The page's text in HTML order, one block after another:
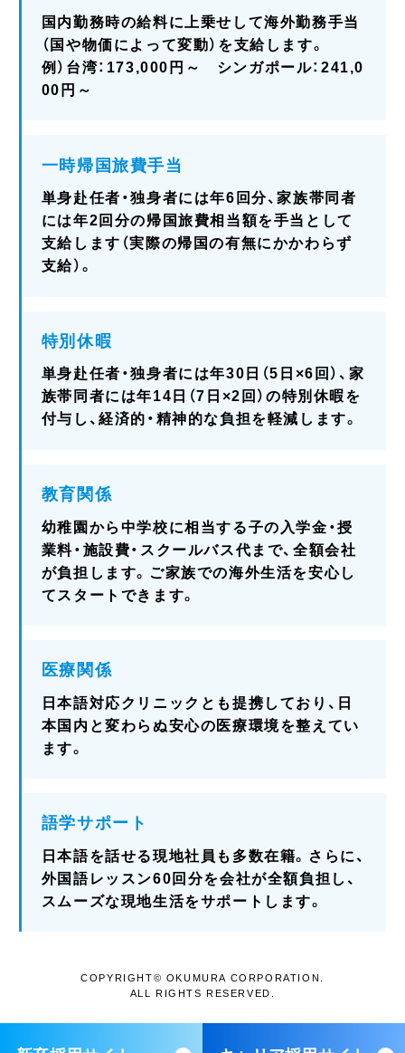
国内勤務時の給料に上乗せして海外勤務手当
（国や物価によって変動）を支給します。
例）台湾：173,000円～ シンガポール：241,0
00円～
一時帰国旅費手当
単身赴任者・独身者には年6回分、家族帯同者
には年2回分の帰国旅費相当額を手当として
支給します（実際の帰国の有無にかかわらず
支給）。
特別休暇
単身赴任者・独身者には年30日（5日×6回）、家
族帯同者には年14日（7日×2回）の特別休暇を
付与し、経済的・精神的な負担を軽減します。
教育関係
幼稚園から中学校に相当する子の入学金・授
業料・施設費・スクールバス代まで、全額会社
が負担します。ご家族での海外生活を安心し
てスタートできます。
医療関係
日本語対応クリニックとも提携しており、日
本国内と変わらぬ安心の医療環境を整えてい
ます。
語学サポート
日本語を話せる現地社員も多数在籍。さらに、
外国語レッスン60回分を会社が全額負担し、
スムーズな現地生活をサポートします。
COPYRIGHT© OKUMURA CORPORATION.
ALL RIGHTS RESERVED.